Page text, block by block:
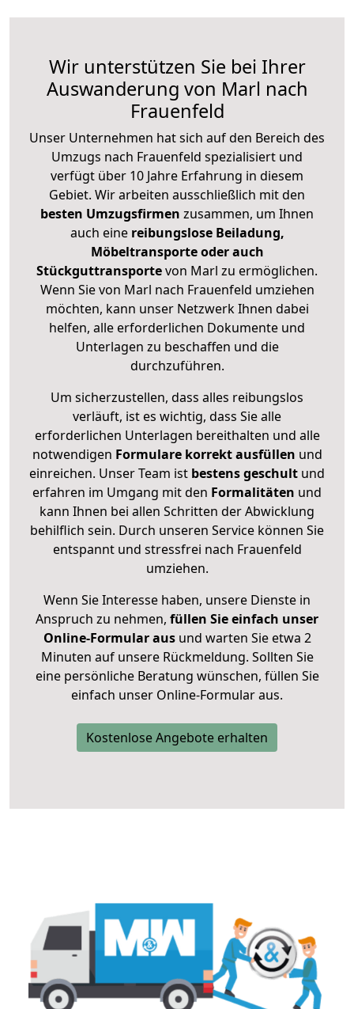
Wir unterstützen Sie bei Ihrer
Auswanderung von Marl nach
Frauenfeld
Unser Unternehmen hat sich auf den Bereich des
Umzugs nach Frauenfeld spezialisiert und
verfügt über 10 Jahre Erfahrung in diesem
Gebiet. Wir arbeiten ausschließlich mit den
besten Umzugsfirmen zusammen, um Ihnen
auch eine reibungslose Beiladung,
Möbeltransporte oder auch
Stückguttransportevon Marl zu ermöglichen.
Wenn Sie von Marl nach Frauenfeld umziehen
möchten, kann unser Netzwerk Ihnen dabei
helfen, alle erforderlichen Dokumente und
Unterlagen zu beschaffen und die
durchzuführen.
Um sicherzustellen, dass alles reibungslos
verläuft, ist es wichtig, dass Sie alle
erforderlichen Unterlagen bereithalten und alle
notwendigen Formulare korrekt ausfüllen und
einreichen. Unser Team ist bestens geschult und
erfahren im Umgang mit den Formalitäten und
kann Ihnen bei allen Schritten der Abwicklung
behilflich sein. Durch unseren Service können Sie
entspannt und stressfrei nach Frauenfeld
umziehen.
Wenn Sie Interesse haben, unsere Dienste in
Anspruch zu nehmen, füllen Sie einfach unser
Online-Formular ausund warten Sie etwa 2
Minuten auf unsere Rückmeldung. Sollten Sie
eine persönliche Beratung wünschen, füllen Sie
einfach unser Online-Formular aus.
Kostenlose Angebote erhalten